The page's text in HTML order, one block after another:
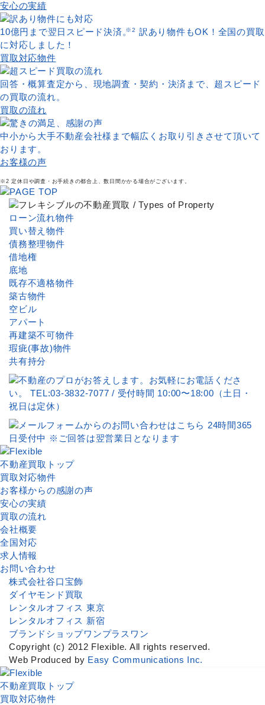
安心の実績
10億円まで翌日スピード決済。※2
訳あり物件もOK！全国の買取
に対応しました！
買取対応物件
回答・概算査定から、現地調査・契約・決済まで、超スピード
の買取の流れ。
買取の流れ
中小から大手不動産会社様まで幅広くお取り引きさせて頂いて
おります。
お客様の声
※2 定休日や調査・お手続きの都合上、数日間かかる場合がございます。
ローン流れ物件
買い替え物件
債務整理物件
借地権
底地
既存不適格物件
築古物件
空ビル
アパート
再建築不可物件
瑕疵(事故)物件
共有持分
不動産買取トップ
買取対応物件
お客様からの感謝の声
安心の実績
買取の流れ
会社概要
全国対応
求人情報
お問い合わせ
株式会社谷口宝飾
ダイヤモンド買取
レンタルオフィス 東京
レンタルオフィス 新宿
ブランドショップワンプラスワン
Copyright (c) 2012 Flexible. All rights reserved.
Web Produced by Easy Communications Inc.
不動産買取トップ
買取対応物件